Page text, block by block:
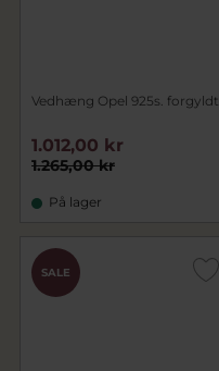
Vedhæng Opel 925s. forgyldt
1.265,00 kr
1.012,00 kr
På lager
SALE